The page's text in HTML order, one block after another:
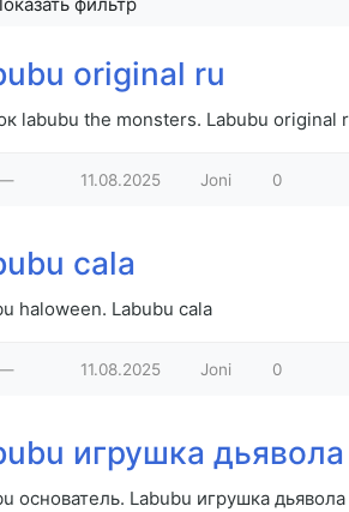
фильтр
original ru
labubu the monsters. Labubu original
11.08.2025 Joni 0
cala
haloween. Labubu cala
11.08.2025 Joni 0
игрушка дьявола
основатель. Labubu игрушка дьявола